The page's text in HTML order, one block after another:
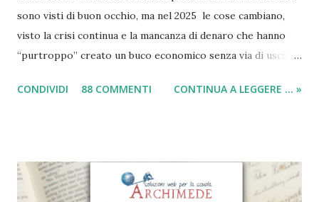
sono visti di buon occhio, ma nel 2025 le cose cambiano,
visto la crisi continua e la mancanza di denaro che hanno
“purtroppo” creato un buco economico senza via di uscita
ancora da varie compagnie in Italia. Nella seguente guida,
altrettante hanno deciso di non concedere più queste
tipologie di prestiti a cambiali. Comunque sia, ancora oggi
CONDIVIDI 88 COMMENTI CONTINUA A LEGGERE ... »